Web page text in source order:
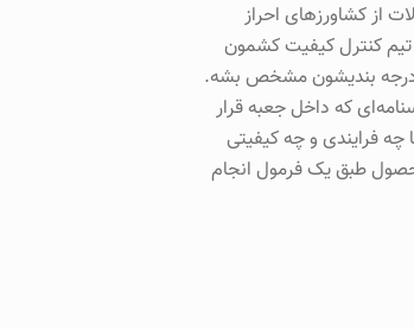
از کشاورزهای احراز
تیم کنترل کیفیت کشمون
درجه بندیشون مشخص بشه.
که داخل جعبه قرار
فرایندی و چه کیفیتی
طبق یک فرمول انجام